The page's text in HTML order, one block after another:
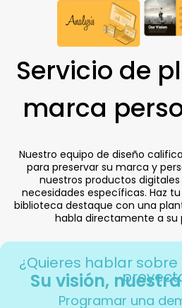
Servicio de
marca
Nuestro equipo de diseño
para preservar su marca y
nuestros productos
necesidades específicas. Haz
biblioteca destaque con una
habla directamente a su
¿Quieres hablar
Su visión,
Programar una